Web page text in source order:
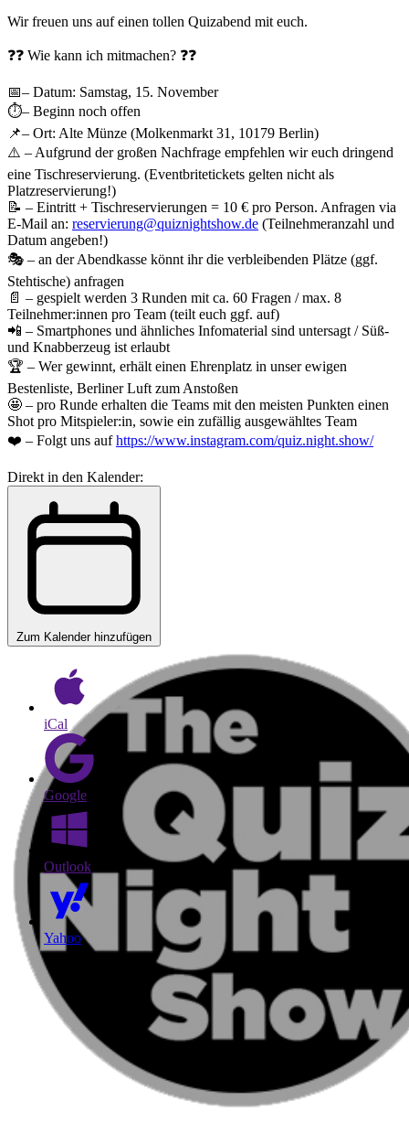
Wir freuen uns auf einen tollen Quizabend mit euch.
❓❓ Wie kann ich mitmachen? ❓❓
📅– Datum: Samstag, 15. November
⏱– Beginn noch offen
📌– Ort: Alte Münze (Molkenmarkt 31, 10179 Berlin)
⚠️ – Aufgrund der großen Nachfrage empfehlen wir euch dringend
eine Tischreservierung. (Eventbritetickets gelten nicht als
Platzreservierung!)
📝 – Eintritt + Tischreservierungen = 10 € pro Person. Anfragen via
E-Mail an: reservierung@quiznightshow.de (Teilnehmeranzahl und
Datum angeben!)
🎭 – an der Abendkasse könnt ihr die verbleibenden Plätze (ggf.
Stehtische) anfragen
📄 – gespielt werden 3 Runden mit ca. 60 Fragen / max. 8
Teilnehmer:innen pro Team (teilt euch ggf. auf)
📲 – Smartphones und ähnliches Infomaterial sind untersagt / Süß-
und Knabberzeug ist erlaubt
🏆 – Wer gewinnt, erhält einen Ehrenplatz in unser ewigen
Bestenliste, Berliner Luft zum Anstoßen
🤩 – pro Runde erhalten die Teams mit den meisten Punkten einen
Shot pro Mitspieler:in, sowie ein zufällig ausgewähltes Team
❤️ – Folgt uns aufhttps://www.instagram.com/quiz.night.show/
Direkt in den Kalender:
Zum Kalender hinzufügen
iCal
Google
Outlook
Yahoo